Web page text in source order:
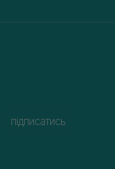
підписатись